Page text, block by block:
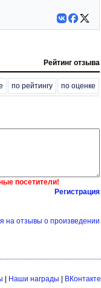
Рейтинг отзыва
по рейтингу по оценке
посетители!
Регистрация
на отзывы о произведении
| Наши награды | ВКонтакте